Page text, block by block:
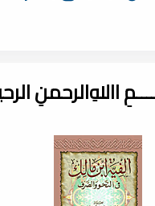
اﷲِالرحمنِ